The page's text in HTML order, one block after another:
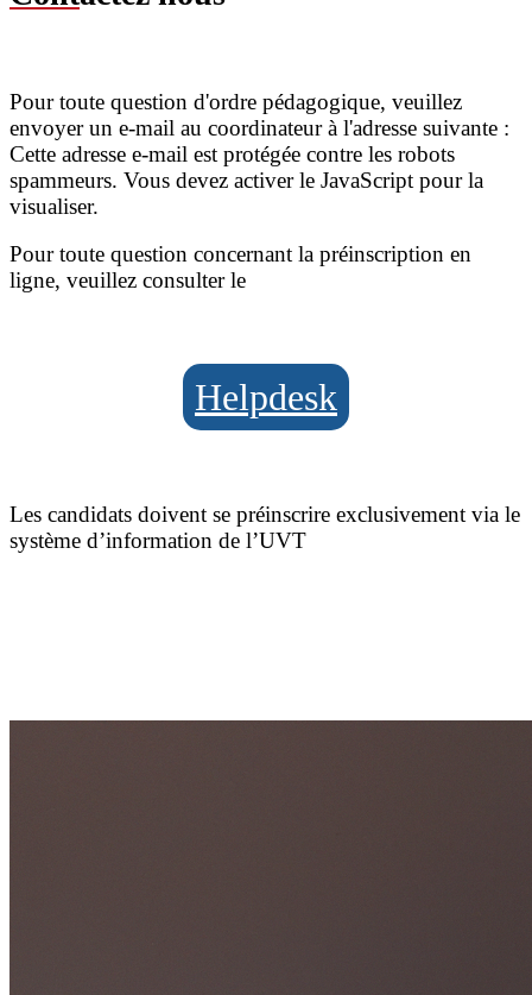
Pour toute question d'ordre pédagogique, veuillez
envoyer un e-mail au coordinateur à l'adresse suivante :
Cette adresse e-mail est protégée contre les robots
spammeurs. Vous devez activer le JavaScript pour la
visualiser.
Pour toute question concernant la préinscription en
ligne, veuillez consulter le
Helpdesk
Les candidats doivent se préinscrire exclusivement via le
système d’information de l’UVT